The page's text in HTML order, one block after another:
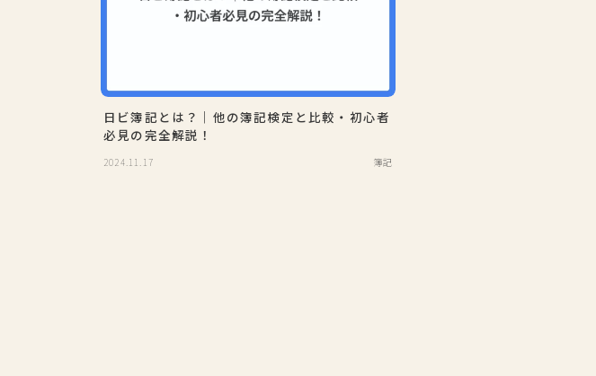
日ビ簿記とは？｜他の簿記検定と比較・初心者
必見の完全解説！
2024.11.17 簿記